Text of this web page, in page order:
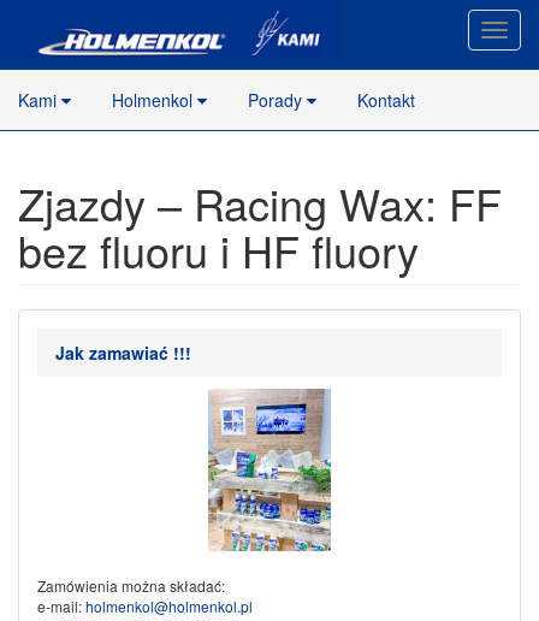
strony
Kami
Holmenkol Porady Kontakt
Zjazdy – Racing Wax: FF
bez fluoru i HF fluory
Jak zamawiać !!!
Zamówienia można składać:
e-mail:holmenkol@holmenkol.pl